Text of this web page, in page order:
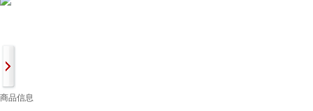
商品信息